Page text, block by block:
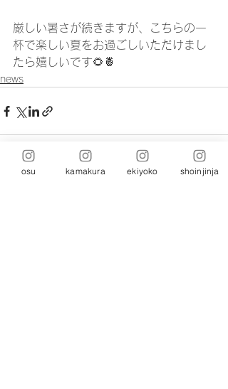
厳しい暑さが続きますが、こちらの一
杯で楽しい夏をお過ごしいただけまし
たら嬉しいです🌻🍍
news
osu kamakura ekiyoko shoinjinja